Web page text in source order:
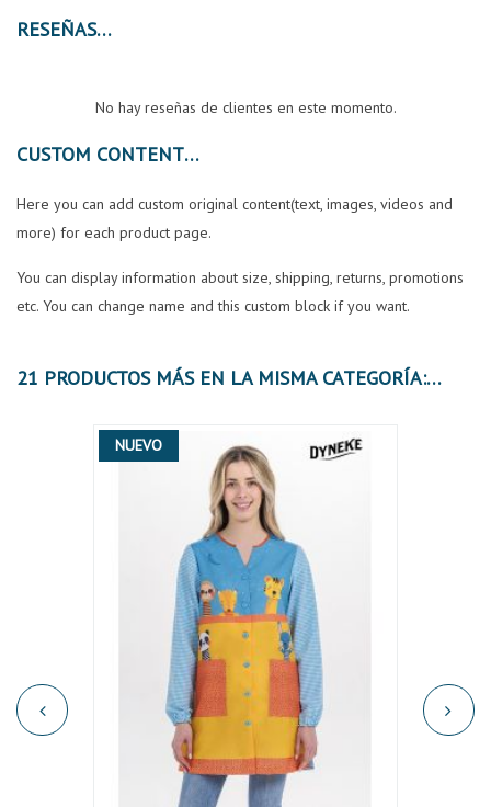
RESEÑAS
No hay reseñas de clientes en este momento.
CUSTOM CONTENT
Here you can add custom original content(text, images, videos and
more) for each product page.
You can display information about size, shipping, returns, promotions
etc. You can change name and this custom block if you want.
21 PRODUCTOS MÁS EN LA MISMA CATEGORÍA:
NUEVO